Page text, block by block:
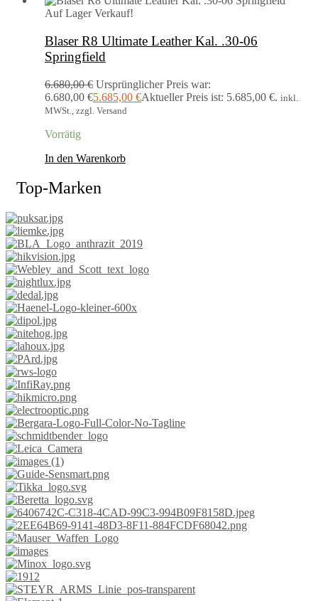
Auf Lager Verkauf!
Blaser R8 Ultimate Leather Kal. .30-06
Springfield
6.680,00€ Ursprünglicher Preis war:
6.680,00 €5.685,00 €Aktueller Preis ist: 5.685,00 €. inkl.
MWSt., zzgl. Versand
Vorrätig
In den Warenkorb
Top-Marken